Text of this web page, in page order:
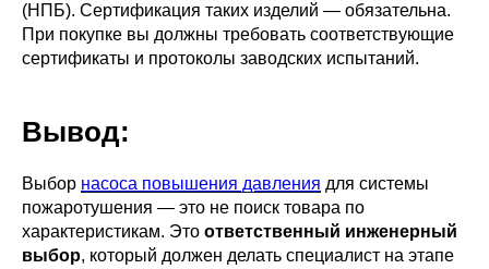
(НПБ). Сертификация таких изделий — обязательна.
При покупке вы должны требовать соответствующие
сертификаты и протоколы заводских испытаний.
Вывод:
Выбор насоса повышения давления для системы
пожаротушения — это не поиск товара по
характеристикам. Это ответственный инженерный
выбор, который должен делать специалист на этапе